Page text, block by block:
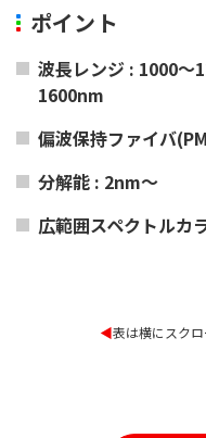
ポイント
波長レンジ : 1000
1600nm
偏波保持ファイバ
分解能 : 2nm～
広範囲スペクトルカ
◀︎表は横にスク